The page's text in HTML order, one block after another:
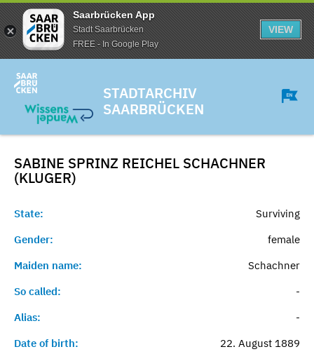
Saarbrücken App
Stadt Saarbrücken
FREE - In Google Play
VIEW
STADTARCHIV
SAARBRÜCKEN
SABINE SPRINZ REICHEL SCHACHNER
(KLUGER)
State:
Surviving
Gender:
female
Maiden name:
Schachner
So called:
-
Alias:
-
Date of birth:
22. August 1889